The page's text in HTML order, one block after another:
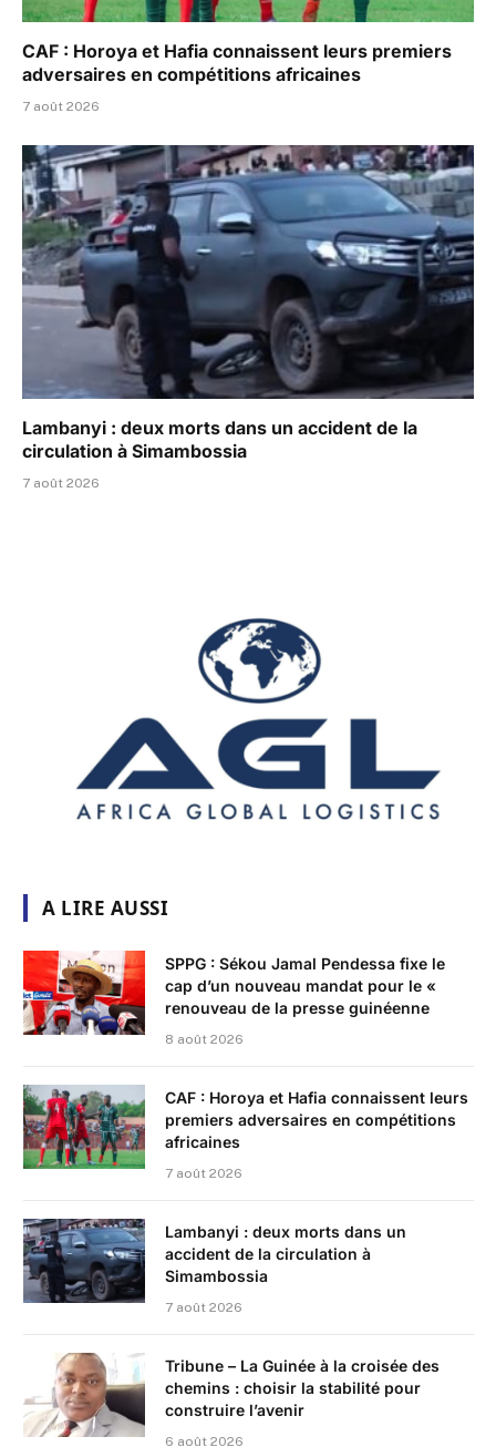
CAF : Horoya et Hafia connaissent leurs premiers
adversaires en compétitions africaines
7 août 2026
Lambanyi : deux morts dans un accident de la
circulation à Simambossia
7 août 2026
A LIRE AUSSI
SPPG : Sékou Jamal Pendessa fixe le
cap d’un nouveau mandat pour le «
renouveau de la presse guinéenne
8 août 2026
CAF : Horoya et Hafia connaissent leurs
premiers adversaires en compétitions
africaines
7 août 2026
Lambanyi : deux morts dans un
accident de la circulation à
Simambossia
7 août 2026
Tribune – La Guinée à la croisée des
chemins : choisir la stabilité pour
construire l’avenir
6 août 2026